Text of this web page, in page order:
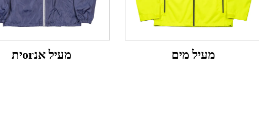
מעיל מים מעיל אנorית